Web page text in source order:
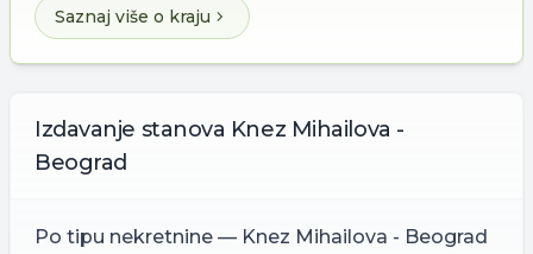
Saznaj više o kraju
Izdavanje stanova Knez Mihailova -
Beograd
Po tipu nekretnine — Knez Mihailova - Beograd